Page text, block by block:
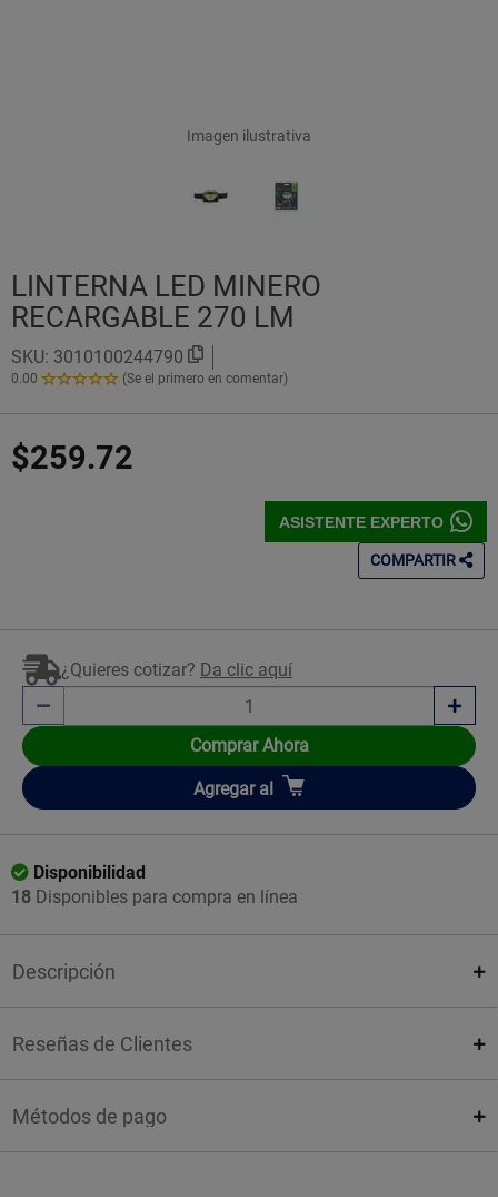
Imagen ilustrativa
LINTERNA LED MINERO
RECARGABLE 270 LM
SKU: 3010100244790
0.00
0.00
Estrellas!
(Se el primero en comentar)
$259.72
ASISTENTE EXPERTO
COMPARTIR
¿Quieres cotizar? Da clic aquí
Comprar Ahora
Añadir
Agregar al
Disponibilidad
18 Disponibles para compra en línea
Descripción
Reseñas de Clientes
Métodos de pago